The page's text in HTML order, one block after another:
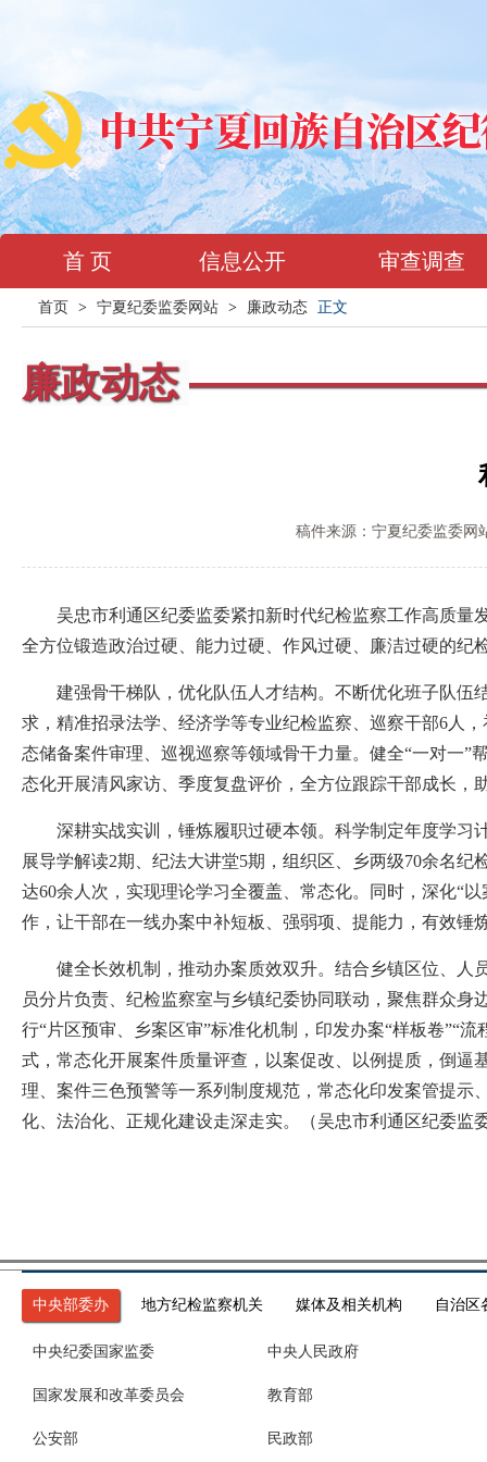
首 页 信息公开 审查调查
首页 > 宁夏纪委监委网站 > 廉政动态 正文
廉政动态
稿件来源：宁夏纪委监委网
吴忠市利通区纪委监委紧扣新时代纪检监察工作高质量
全方位锻造政治过硬、能力过硬、作风过硬、廉洁过硬的纪
建强骨干梯队，优化队伍人才结构。不断优化班子队伍
求，精准招录法学、经济学等专业纪检监察、巡察干部6人
态储备案件审理、巡视巡察等领域骨干力量。健全“一对一
态化开展清风家访、季度复盘评价，全方位跟踪干部成长，
深耕实战实训，锤炼履职过硬本领。科学制定年度学习
展导学解读2期、纪法大讲堂5期，组织区、乡两级70余名
达60余人次，实现理论学习全覆盖、常态化。同时，深化“
作，让干部在一线办案中补短板、强弱项、提能力，有效锤
健全长效机制，推动办案质效双升。结合乡镇区位、人员
员分片负责、纪检监察室与乡镇纪委协同联动，聚焦群众
行“片区预审、乡案区审”标准化机制，印发办案“样板卷”“
式，常态化开展案件质量评查，以案促改、以例提质，倒
理、案件三色预警等一系列制度规范，常态化印发案管提
化、法治化、正规化建设走深走实。（吴忠市利通区纪委监
中央部委办 地方纪检监察机关 媒体及相关机构 自治区
中央纪委国家监委 中央人民政府
国家发展和改革委员会 教育部
公安部 民政部